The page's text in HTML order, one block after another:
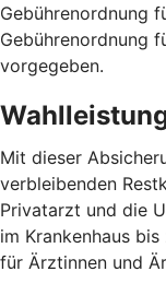
Gebührenordnung
Gebührenordnung
vorgegeben.
Mit dieser
verbleibenden
Privatarzt und die
im Krankenhaus
für Ärztinnen und